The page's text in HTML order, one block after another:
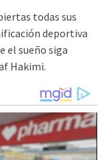
todas sus
deportiva
el sueño siga
Hakimi.